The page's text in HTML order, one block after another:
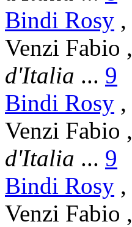
Bindi Rosy ,
Venzi Fabio ,
d'Italia ... 9
Bindi Rosy ,
Venzi Fabio ,
d'Italia ... 9
Bindi Rosy ,
Venzi Fabio ,